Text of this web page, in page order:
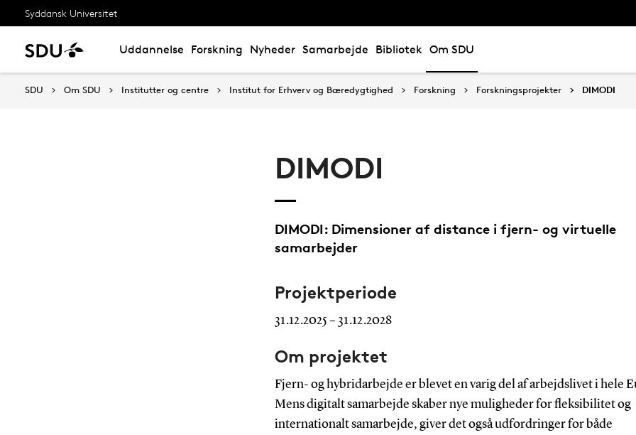
Syddansk Universitet
Uddannelse Forskning Nyheder Samarbejde Bibliotek Om SDU
SDU Om SDU Institutter og centre Institut for Erhverv og Bæredygtighed Forskning Forskningsprojekter DIMODI
DIMODI
DIMODI: Dimensioner af distance i fjern- og virtuelle
samarbejder
Projektperiode
31.12.2025 – 31.12.2028
Om projektet
Fjern- og hybridarbejde er blevet en varig del af arbejdslivet i hele
Mens digitalt samarbejde skaber nye muligheder for fleksibilitet og
internationalt samarbejde, giver det også udfordringer for både